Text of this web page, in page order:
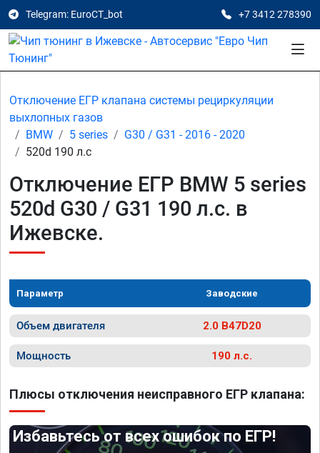
Telegram: EuroCT_bot +7 3412 278390
Отключение ЕГР клапана системы рециркуляции
выхлопных газов
BMW
5 series
G30 / G31 - 2016 - 2020
520d 190 л.с
Отключение ЕГР BMW 5 series
520d G30 / G31 190 л.с. в
Ижевске.
Параметр Заводские
Объем двигателя 2.0 B47D20
Мощность 190 л.с.
Плюсы отключения неисправного ЕГР клапана:
Избавьтесь от всех ошибок по ЕГР!